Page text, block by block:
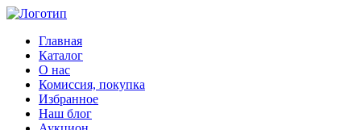
Главная
Каталог
О нас
Комиссия, покупка
Избранное
Наш блог